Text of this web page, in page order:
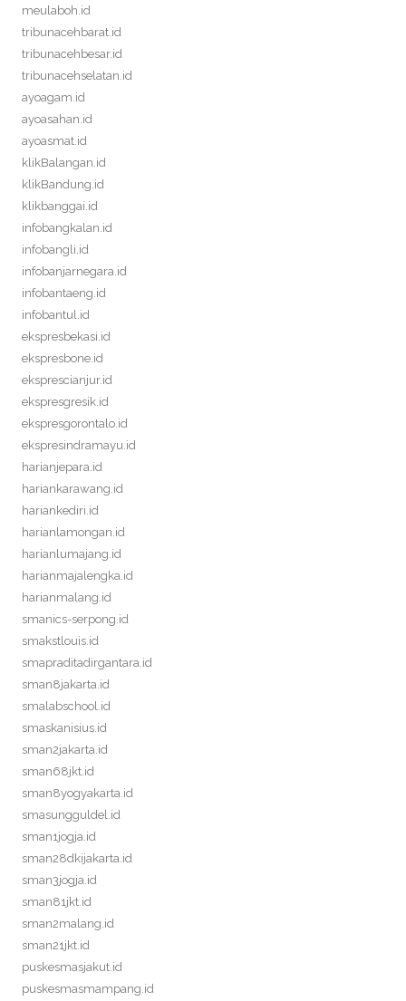
meulaboh.id
tribunacehbarat.id
tribunacehbesar.id
tribunacehselatan.id
ayoagam.id
ayoasahan.id
ayoasmat.id
klikBalangan.id
klikBandung.id
klikbanggai.id
infobangkalan.id
infobangli.id
infobanjarnegara.id
infobantaeng.id
infobantul.id
ekspresbekasi.id
ekspresbone.id
eksprescianjur.id
ekspresgresik.id
ekspresgorontalo.id
ekspresindramayu.id
harianjepara.id
hariankarawang.id
hariankediri.id
harianlamongan.id
harianlumajang.id
harianmajalengka.id
harianmalang.id
smanics-serpong.id
smakstlouis.id
smapraditadirgantara.id
sman8jakarta.id
smalabschool.id
smaskanisius.id
sman2jakarta.id
sman68jkt.id
sman8yogyakarta.id
smasungguldel.id
sman1jogja.id
sman28dkijakarta.id
sman3jogja.id
sman81jkt.id
sman2malang.id
sman21jkt.id
puskesmasjakut.id
puskesmasmampang.id